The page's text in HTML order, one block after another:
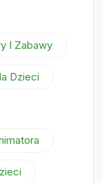
I Zabawy
Dzieci